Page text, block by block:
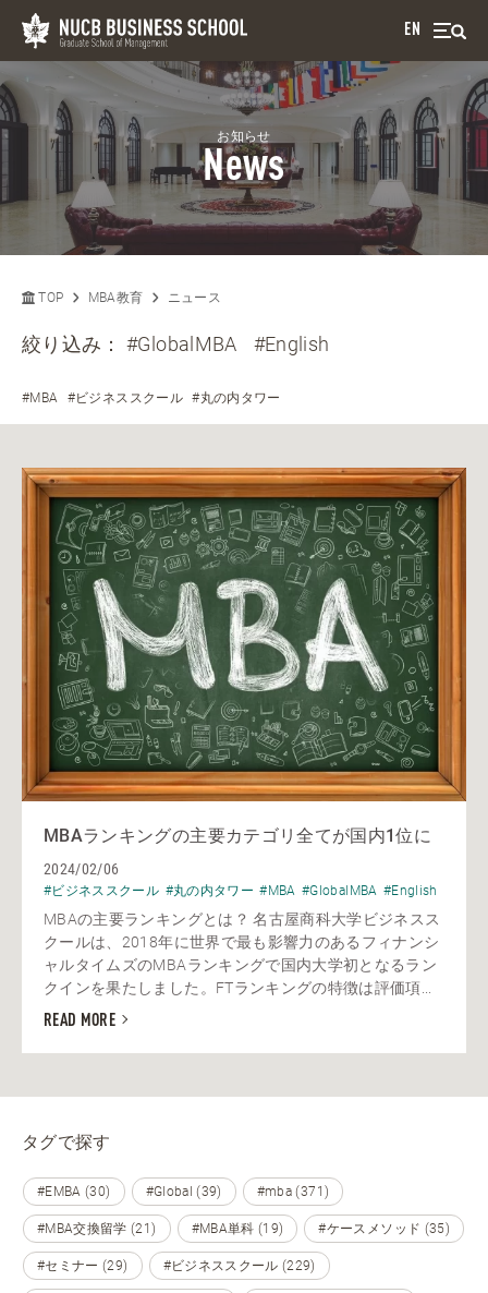
EN
お知らせ
News
TOP MBA教育 ニュース
絞り込み：#GlobalMBA #English
#MBA #ビジネススクール #丸の内タワー
MBAランキングの主要カテゴリ全てが国内1位に
2024/02/06
#ビジネススクール #丸の内タワー #MBA #GlobalMBA #English
MBAの主要ランキングとは？ 名古屋商科大学ビジネスス
クールは、2018年に世界で最も影響力のあるフィナンシ
ャルタイムズのMBAランキングで国内大学初となるラン
クインを果たしました。FTランキングの特徴は評価項...
READ MORE
タグで探す
#EMBA (30) #Global (39) #mba (371)
#MBA交換留学 (21) #MBA単科 (19) #ケースメソッド (35)
#セミナー (29) #ビジネススクール (229)